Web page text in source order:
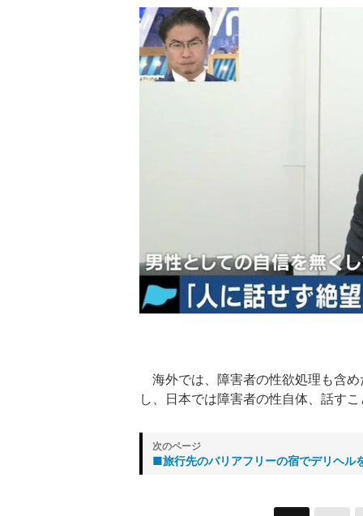
海外では、障害者の性欲処理も含
し、日本では障害者の性自体、話す
■旅行先のバリアフリーの宿でデリヘル